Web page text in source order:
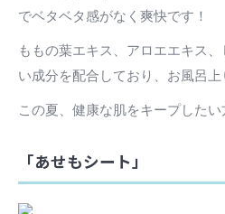
でベタベタ感がなく爽快です！
ももの葉エキス、アロエエキス
い成分を配合しており、お風呂上
この夏、健康な肌をキープしたい
「あせもシート」